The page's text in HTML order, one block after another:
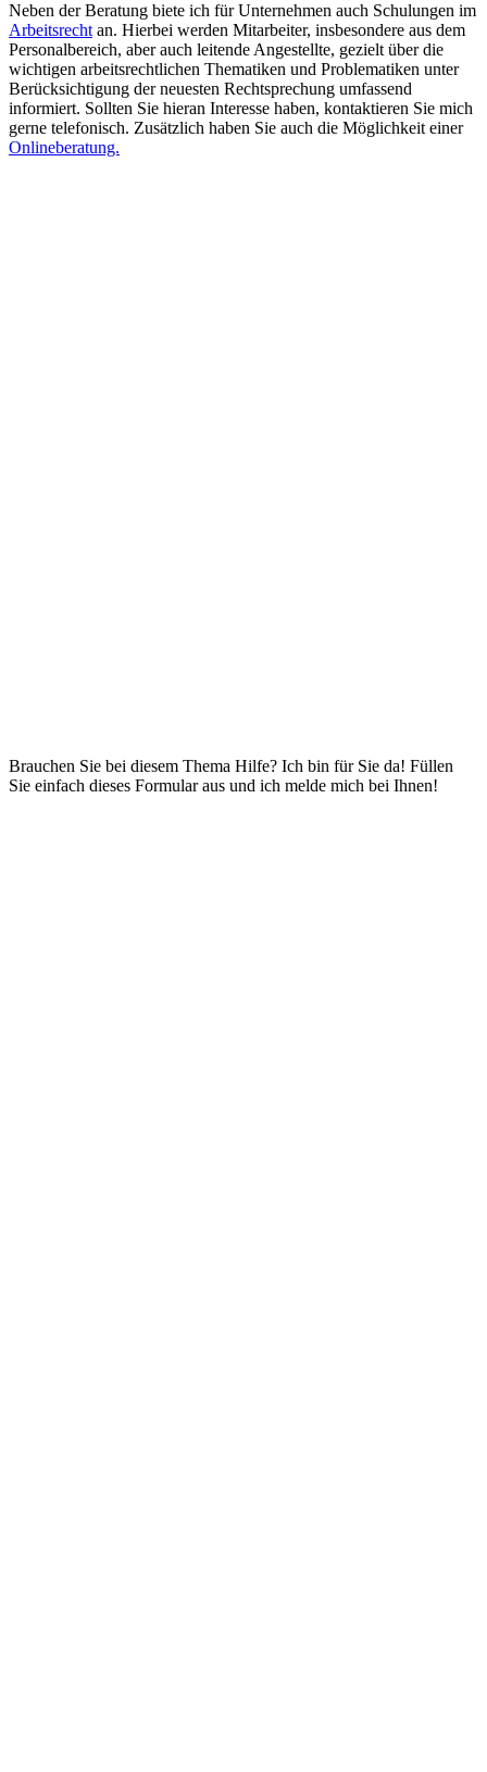
Neben der Beratung biete ich für Unternehmen auch Schulungen im
Arbeitsrecht an. Hierbei werden Mitarbeiter, insbesondere aus dem
Personalbereich, aber auch leitende Angestellte, gezielt über die
wichtigen arbeitsrechtlichen Thematiken und Problematiken unter
Berücksichtigung der neuesten Rechtsprechung umfassend
informiert. Sollten Sie hieran Interesse haben, kontaktieren Sie mich
gerne telefonisch. Zusätzlich haben Sie auch die Möglichkeit einer
Onlineberatung.
Brauchen Sie bei diesem Thema Hilfe? Ich bin für Sie da! Füllen
Sie einfach dieses Formular aus und ich melde mich bei Ihnen!